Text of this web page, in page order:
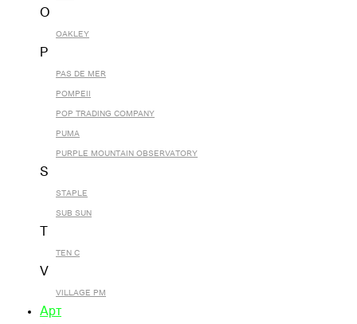
O
OAKLEY
P
PAS DE MER
POMPEII
POP TRADING COMPANY
PUMA
PURPLE MOUNTAIN OBSERVATORY
S
STAPLE
SUB SUN
TEN C
V
VILLAGE PM
Арт